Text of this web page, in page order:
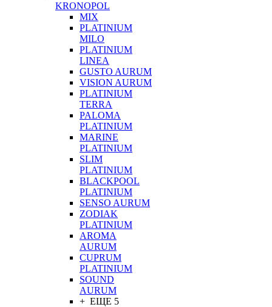
KRONOPOL
MIX
PLATINIUM
MILO
PLATINIUM
LINEA
GUSTO AURUM
VISION AURUM
PLATINIUM
TERRA
PALOMA
PLATINIUM
MARINE
PLATINIUM
SLIM
PLATINIUM
BLACKPOOL
PLATINIUM
SENSO AURUM
ZODIAK
PLATINIUM
AROMA
AURUM
CUPRUM
PLATINIUM
SOUND
AURUM
+ ЕЩЕ 5